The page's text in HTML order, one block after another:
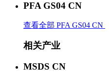
PFA GS04 CN
查看全部 PFA GS04 CN
相关产业
MSDS CN